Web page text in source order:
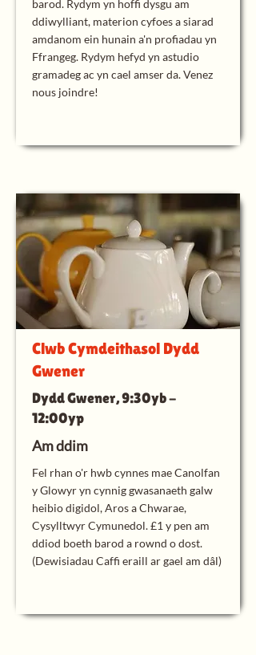
barod. Rydym yn hoffi dysgu am
ddiwylliant, materion cyfoes a siarad
amdanom ein hunain a'n profiadau yn
Ffrangeg. Rydym hefyd yn astudio
gramadeg ac yn cael amser da. Venez
nous joindre!
Clwb Cymdeithasol Dydd
Gwener
Dydd Gwener, 9:30yb -
12:00yp
Am ddim
Fel rhan o'r hwb cynnes mae Canolfan
y Glowyr yn cynnig gwasanaeth galw
heibio digidol, Aros a Chwarae,
Cysylltwyr Cymunedol. £1 y pen am
ddiod boeth barod a rownd o dost.
(Dewisiadau Caffi eraill ar gael am dâl)